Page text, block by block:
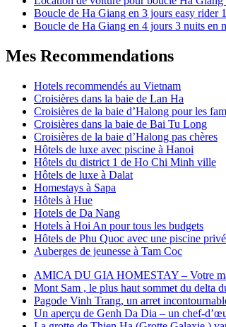
Boucle de Ha Giang en 3 jours easy rider
Boucle de Ha Giang en 4 jours 3 nuits en
Mes Recommendations
Hotels recommendés au Vietnam
Croisières dans la baie de Lan Ha
Croisières de la baie d’Halong pour les
Croisières dans la baie de Bai Tu Long
Croisières de la baie d’Halong pas chères
Hôtels de luxe avec piscine à Hanoi
Hôtels du district 1 de Ho Chi Minh ville
Hôtels de luxe à Dalat
Homestays à Sapa
Hôtels à Hue
Hotels de Da Nang
Hotels à Hoi An pour tous les budgets
Hôtels de Phu Quoc avec une piscine
Auberges de jeunesse à Tam Coc
AMICA DU GIA HOMESTAY – Votre
Mont Sam , le plus haut sommet du delta
Pagode Vinh Trang, un arret
Un aperçu de Genh Da Dia – un chef-